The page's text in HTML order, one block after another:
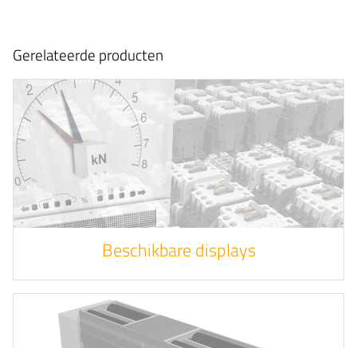
Gerelateerde producten
Beschikbare displays